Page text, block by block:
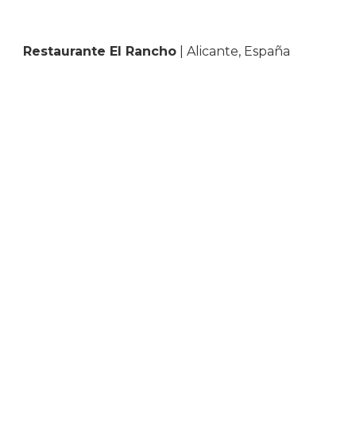
Restaurante El Rancho | Alicante, España